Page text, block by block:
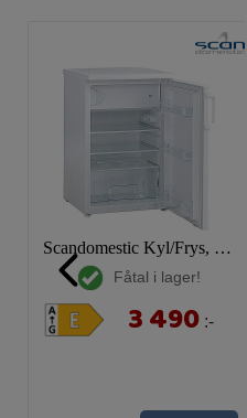
Scandomestic Kyl/Frys, SKB 161 W
Fåtal i lager!
3 490 :-